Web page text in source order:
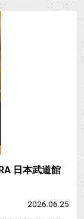
日本武道館
2026.06.25